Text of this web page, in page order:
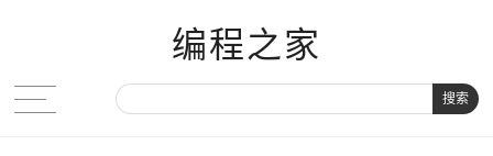
编程之家
搜索